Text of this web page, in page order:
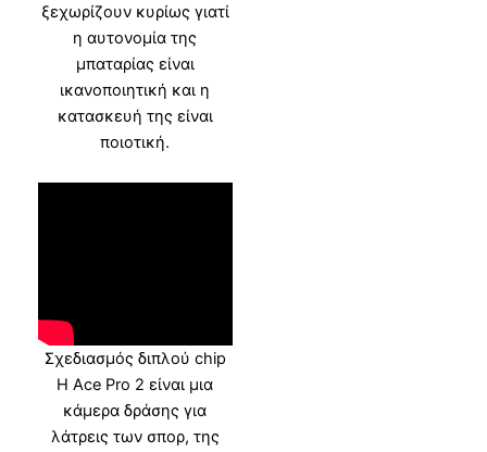
ξεχωρίζουν κυρίως γιατί
η αυτονομία της
μπαταρίας είναι
ικανοποιητική και η
κατασκευή της είναι
ποιοτική.
Σχεδιασμός διπλού chip
Η Ace Pro 2 είναι μια
κάμερα δράσης για
λάτρεις των σπορ, της